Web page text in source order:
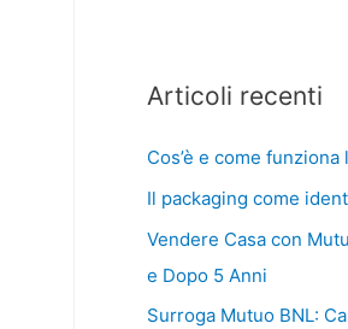
Articoli recenti
Cos’è e come
Il packaging come
Vendere Casa con
e Dopo 5 Anni
Surroga Mutuo BNL: